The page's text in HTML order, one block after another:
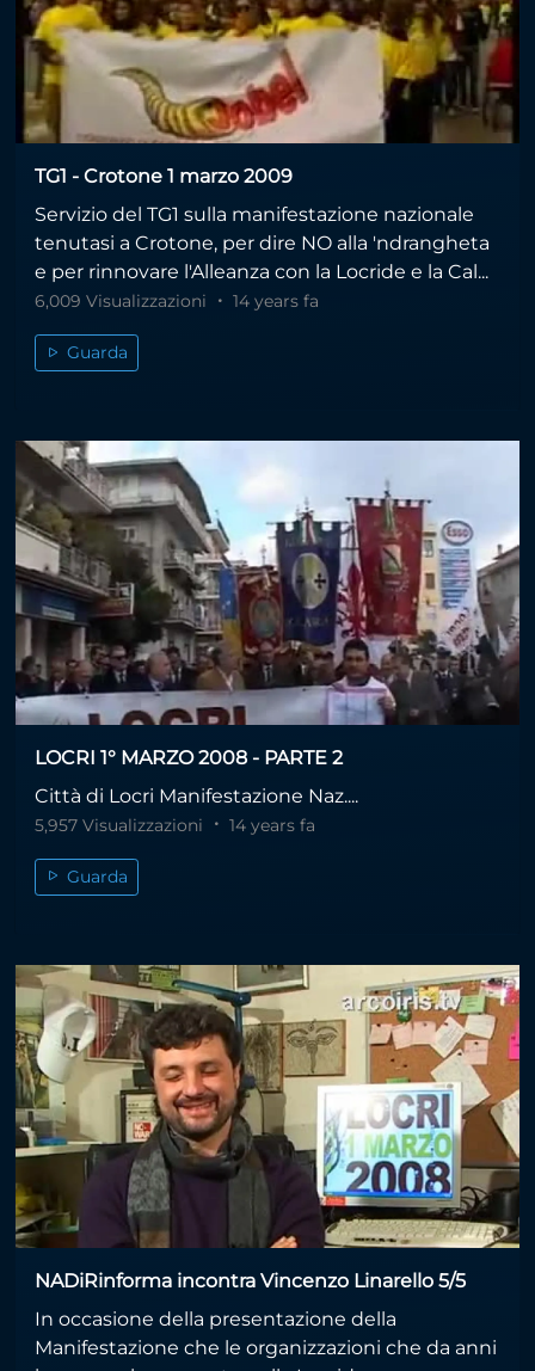
TG1 - Crotone 1 marzo 2009
Servizio del TG1 sulla manifestazione nazionale
tenutasi a Crotone, per dire NO alla 'ndrangheta
e per rinnovare l'Alleanza con la Locride e la Cal...
6,009 Visualizzazioni 14 years fa
Guarda
LOCRI 1° MARZO 2008 - PARTE 2
Città di Locri Manifestazione Naz....
5,957 Visualizzazioni 14 years fa
Guarda
NADiRinforma incontra Vincenzo Linarello 5/5
In occasione della presentazione della
Manifestazione che le organizzazioni che da anni